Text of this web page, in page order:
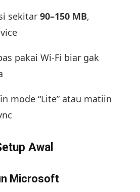
sekitar 90–150 MB,
pakai Wi-Fi biar gak
mode “Lite” atau matiin
Awal
Microsoft